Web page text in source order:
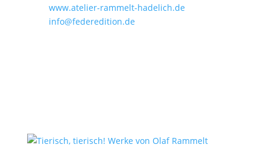
www.atelier-rammelt-hadelich.de
info@federedition.de